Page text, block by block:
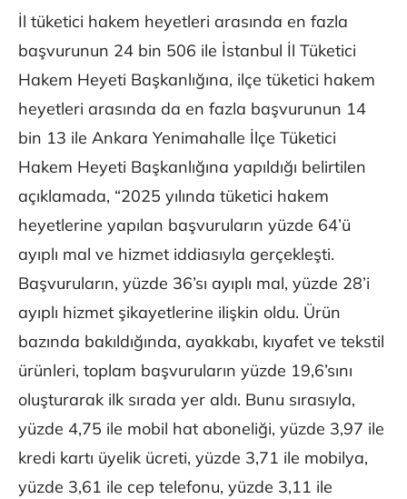
İl tüketici hakem heyetleri arasında en fazla
başvurunun 24 bin 506 ile İstanbul İl Tüketici
Hakem Heyeti Başkanlığına, ilçe tüketici hakem
heyetleri arasında da en fazla başvurunun 14
bin 13 ile Ankara Yenimahalle İlçe Tüketici
Hakem Heyeti Başkanlığına yapıldığı belirtilen
açıklamada, “2025 yılında tüketici hakem
heyetlerine yapılan başvuruların yüzde 64’ü
ayıplı mal ve hizmet iddiasıyla gerçekleşti.
Başvuruların, yüzde 36’sı ayıplı mal, yüzde 28’i
ayıplı hizmet şikayetlerine ilişkin oldu. Ürün
bazında bakıldığında, ayakkabı, kıyafet ve tekstil
ürünleri, toplam başvuruların yüzde 19,6’sını
oluşturarak ilk sırada yer aldı. Bunu sırasıyla,
yüzde 4,75 ile mobil hat aboneliği, yüzde 3,97 ile
kredi kartı üyelik ücreti, yüzde 3,71 ile mobilya,
yüzde 3,61 ile cep telefonu, yüzde 3,11 ile